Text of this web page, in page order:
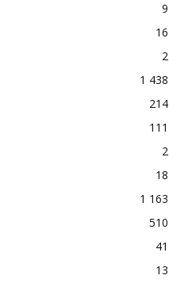
9
16
2
1 438
214
111
2
18
1 163
510
41
13